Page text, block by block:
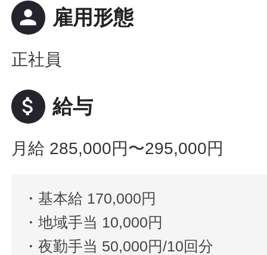
person 雇用形態
正社員
attach_money 給与
月給 285,000円〜295,000円
・基本給 170,000円
・地域手当 10,000円
・夜勤手当 50,000円/10回分